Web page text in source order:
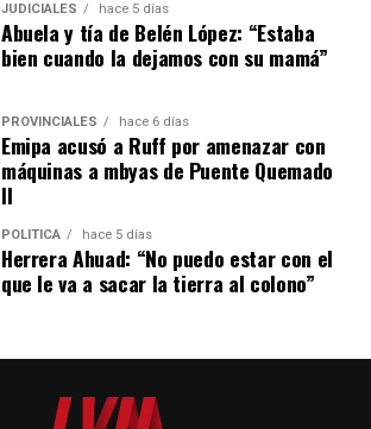
JUDICIALES hace 5 días
Abuela y tía de Belén López: “Estaba
bien cuando la dejamos con su mamá”
PROVINCIALES hace 6 días
Emipa acusó a Ruff por amenazar con
máquinas a mbyas de Puente Quemado
II
POLÍTICA hace 5 días
Herrera Ahuad: “No puedo estar con el
que le va a sacar la tierra al colono”